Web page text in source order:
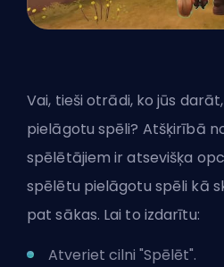
Vai, tieši otrādi, ko jūs
pielāgotu spēli? Atšķirībā
spēlētājiem ir atsevišķa
spēlētu pielāgotu spēli kā
pat sākas. Lai to izdarītu:
Atveriet cilni "Spēlēt".